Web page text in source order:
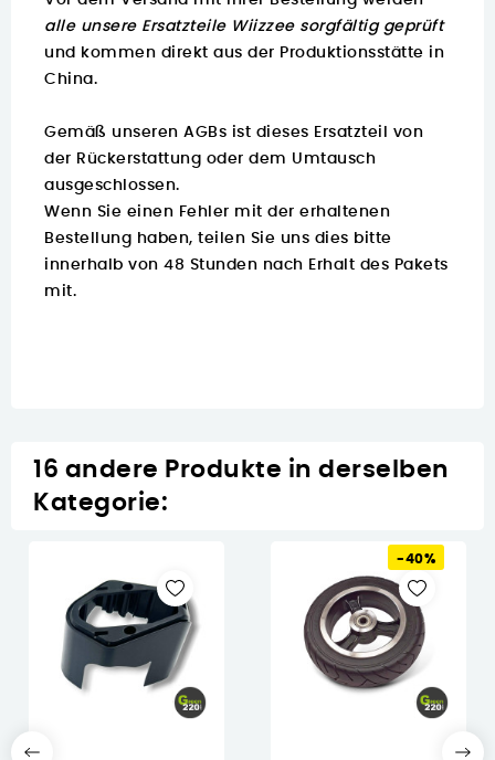
alle unsere Ersatzteile Wiizzee sorgfältig geprüft
und kommen direkt aus der Produktionsstätte in
China.
Gemäß unseren AGBs ist dieses Ersatzteil von
der Rückerstattung oder dem Umtausch
ausgeschlossen.
Wenn Sie einen Fehler mit der erhaltenen
Bestellung haben, teilen Sie uns dies bitte
innerhalb von 48 Stunden nach Erhalt des Pakets
mit.
16 andere Produkte in derselben
Kategorie:
-40%